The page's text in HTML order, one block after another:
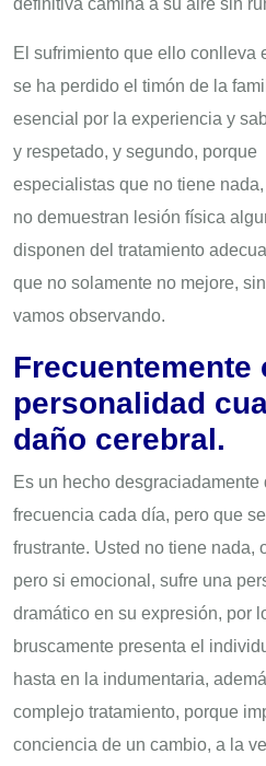
El sufrimiento que ello conlleva
se ha perdido el timón de la
esencial por la experiencia y
y respetado, y segundo,
especialistas que no tiene
no demuestran lesión física
disponen del tratamiento
que no solamente no mejore,
vamos observando.
Frecuentemente
personalidad
daño cerebral.
Es un hecho
frecuencia cada día, pero que
frustrante. Usted no tiene nada,
pero si emocional, sufre una
dramático en su expresión, por
bruscamente presenta el
hasta en la indumentaria,
complejo tratamiento, porque
conciencia de un cambio, a la